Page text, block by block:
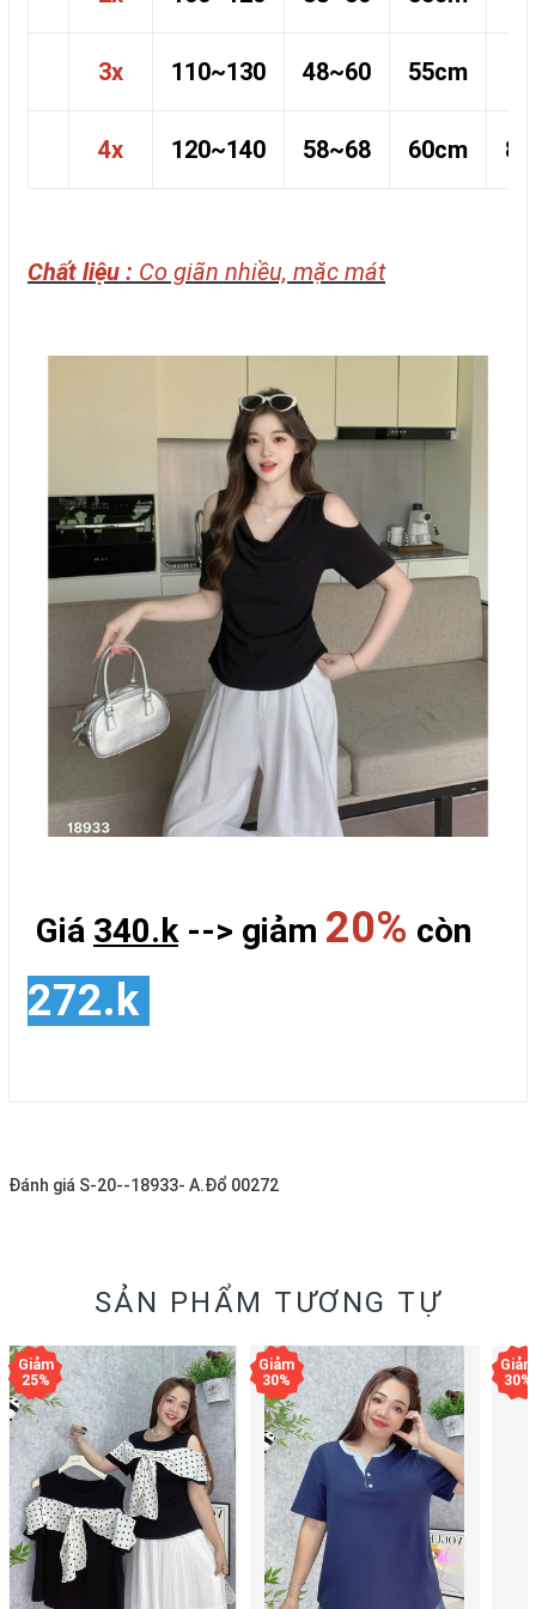
3x 110~130 48~60 55cm
4x 120~140 58~68 60cm
Chất liệu : Co giãn nhiều, mặc mát
Giá 340.k--> giảm 20% còn
272.k
Đánh giá S-20--18933- A.Đổ 00272
SẢN PHẨM TƯƠNG TỰ